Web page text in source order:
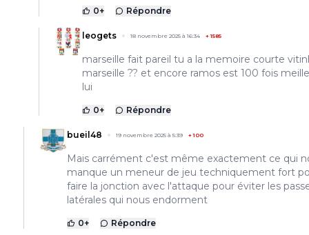
0+ Répondre
leogets 18 novembre 2025 à 16:34 +1585
marseille fait pareil tu a la memoire courte
marseille ?? et encore ramos est 100 fois
lui
0+ Répondre
bueil48 19 novembre 2025 à 5:39 +100
Mais carrément c'est même exactement ce qui
manque un meneur de jeu techniquement fort
faire la jonction avec l'attaque pour éviter les
latérales qui nous endorment
0+ Répondre